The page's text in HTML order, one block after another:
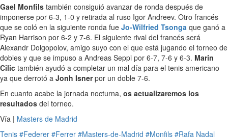
Gael Monfils también consiguió avanzar de ronda después de
imponerse por 6-3, 1-0 y retirada al ruso Igor Andreev. Otro francés
que se coló en la siguiente ronda fue Jo-Wilfried Tsonga que ganó a
Ryan Harrison por 6-2 y 7-6. El siguiente rival del francés será
Alexandr Dolgopolov, amigo suyo con el que está jugando el torneo de
dobles y que se impuso a Andreas Seppi por 6-7, 7-6 y 6-3. Marin
Cilic también ayudó a completar un mal día para el tenis americano
ya que derrotó a Jonh Isnerpor un doble 7-6.
En cuanto acabe la jornada nocturna, os actualizaremos los
resultados del torneo.
Vía | Masters de Madrid
Tenis #Federer #Ferrer #Masters-de-Madrid #Monfils #Rafa Nadal